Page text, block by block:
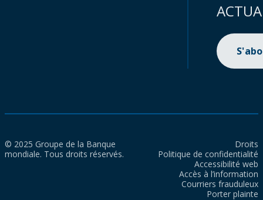
© 2025 Groupe de la Banque
mondiale. Tous droits réservés.
Droits
Politique de confidentialité
Accessibilité web
Accès à l’information
Courriers frauduleux
Porter plainte